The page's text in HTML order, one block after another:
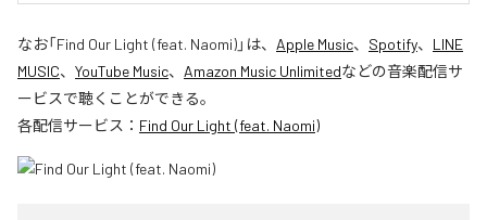
なお「Find Our Light (feat. Naomi)」は、 Apple Music、 Spotify、 LINE
MUSIC、 YouTube Music、 Amazon Music Unlimitedなどの音楽配信サ
ービスで聴くことができる。
各配信サービス： Find Our Light (feat. Naomi)